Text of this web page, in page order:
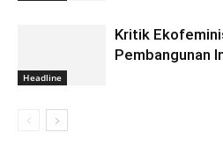
Headline
Kritik
Pembangunan